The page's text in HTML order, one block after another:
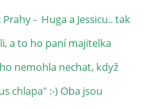
- Huga a Jessicu.. tak
a to ho paní majitelka
nemohla nechat, když
chlapa" :-) Oba jsou